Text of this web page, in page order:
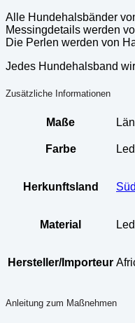
Alle Hundehalsbänder
Messingdetails werden
Die Perlen werden von
Jedes Hundehalsband
Zusätzliche Informationen
Maße
Farbe
Herkunftsland
Material
Hersteller/Importeur
Anleitung zum Maßnehmen